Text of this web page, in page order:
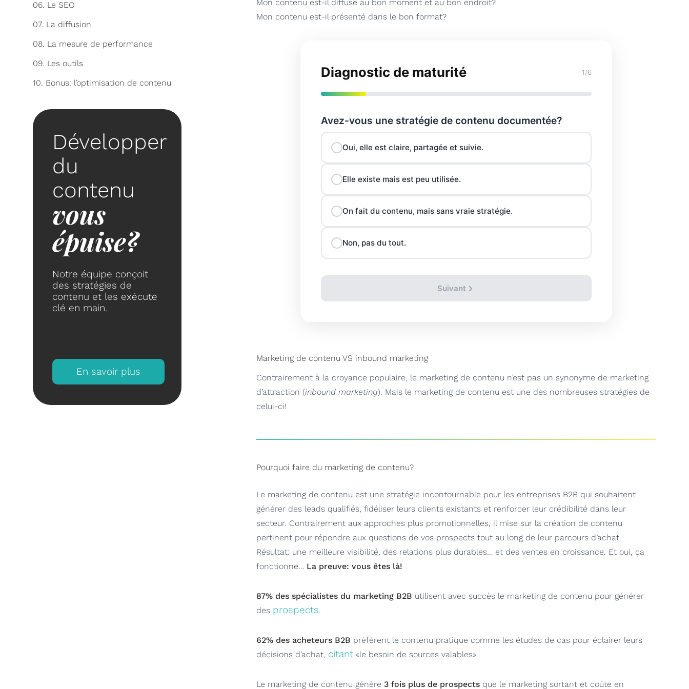
06. Le SEO
07. La diffusion
08. La mesure de performance
09. Les outils
10. Bonus: l’optimisation de contenu
Développer
du
contenu
vous
épuise?
Notre équipe conçoit
des stratégies de
contenu et les exécute
clé en main.
En savoir plus
Mon contenu est-il diffusé au bon moment et au bon endroit?
Mon contenu est-il présenté dans le bon format?
Diagnostic de maturité 1/6
Avez-vous une stratégie de contenu documentée?
Oui, elle est claire, partagée et suivie.
Elle existe mais est peu utilisée.
On fait du contenu, mais sans vraie stratégie.
Non, pas du tout.
Suivant
Marketing de contenu VS inbound marketing
Contrairement à la croyance populaire, le marketing de contenu n’est pas un synonyme de marketing
d’attraction (inbound marketing). Mais le marketing de contenu est une des nombreuses stratégies de
celui-ci!
Pourquoi faire du marketing de contenu?
Le marketing de contenu est une stratégie incontournable pour les entreprises B2B qui souhaitent
générer des leads qualifiés, fidéliser leurs clients existants et renforcer leur crédibilité dans leur
secteur. Contrairement aux approches plus promotionnelles, il mise sur la création de contenu
pertinent pour répondre aux questions de vos prospects tout au long de leur parcours d’achat.
Résultat: une meilleure visibilité, des relations plus durables… et des ventes en croissance. Et oui, ça
fonctionne… La preuve: vous êtes là!
87% des spécialistes du marketing B2B utilisent avec succès le marketing de contenu pour générer
des prospects.
62% des acheteurs B2B préfèrent le contenu pratique comme les études de cas pour éclairer leurs
décisions d’achat, citant «le besoin de sources valables».
Le marketing de contenu génère 3 fois plus de prospects que le marketing sortant et coûte en